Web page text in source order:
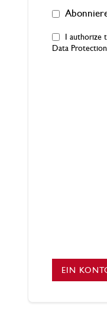
I authorize
Data Protection
EIN